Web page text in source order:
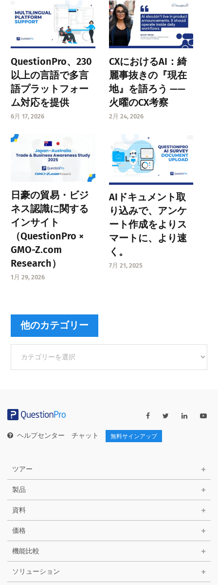
QuestionPro、230
以上の言語で多言
語プラットフォー
ム対応を提供
6月 17, 2026
CXにおけるAI：綺
麗事抜きの『現在
地』を語ろう ——
火曜のCX考察
2月 24, 2026
日豪の貿易・ビジ
ネス認識に関する
インサイト
（QuestionPro ×
GMO-Z.com
Research）
1月 29, 2026
AIドキュメント取
り込みで、アンケ
ート作成をよりス
マートに、より速
く。
7月 21, 2025
他のカテゴリー
カ
ー
ヘルプセンター チャット 無料サインアップ
ツアー
製品
資料
価格
機能比較
ソリューション